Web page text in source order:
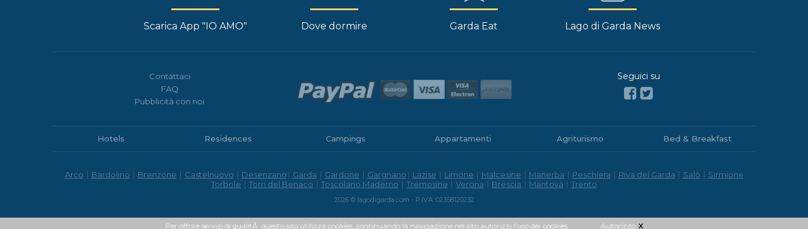
Scarica App "IO AMO" Dove dormire Garda Eat Lago di Garda News
Contattaci
FAQ
Pubblicità con noi
Seguici su
Hotels Residences Campings Appartamenti Agriturismo Bed & Breakfast
Arco | Bardolino | Brenzone | Castelnuovo | Desenzano | Garda | Gardone | Gargnano | Lazise | Limone | Malcesine | Manerba | Peschiera | Riva del Garda | Salò | Sirmione
Torbole | Torri del Benaco | Toscolano Maderno | Tremosine | Verona | Brescia | Mantova | Trento
2026 © lagodigarda.com - P.IVA: 02358120232
Per offrire servizi di qualitÃ questo sito utilizza cookies, continuando la navigazione nel sito autorizzi l'uso dei cookies Autorizzo x